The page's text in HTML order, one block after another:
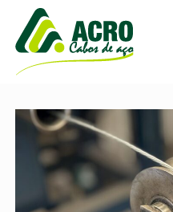
para
Conteúdo